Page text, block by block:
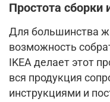
Простота сборки
Для большинства
возможность
IKEA делает этот
вся продукция
инструкциями и